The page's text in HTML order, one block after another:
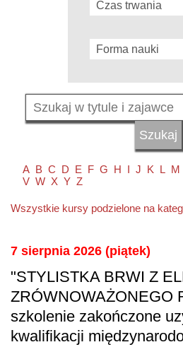
A B C D E F G H J K L M
V W X Y Z
Wszystkie kursy podzielone na
7 sierpnia 2026 (piątek)
"STYLISTKA BRWI Z
ZRÓWNOWAŻONEGO
szkolenie zakończone
kwalifikacji